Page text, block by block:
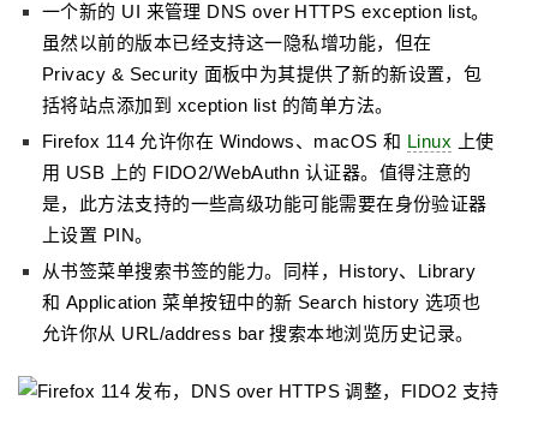
一个新的 UI 来管理 DNS over HTTPS exception list。
虽然以前的版本已经支持这一隐私增功能，但在
Privacy & Security 面板中为其提供了新的新设置，包
括将站点添加到 xception list 的简单方法。
Firefox 114 允许你在 Windows、macOS 和 Linux 上使
用 USB 上的 FIDO2/WebAuthn 认证器。值得注意的
是，此方法支持的一些高级功能可能需要在身份验证器
上设置 PIN。
从书签菜单搜索书签的能力。同样， History、Library
和 Application 菜单按钮中的新 Search history 选项也
允许你从 URL/address bar 搜索本地浏览历史记录。